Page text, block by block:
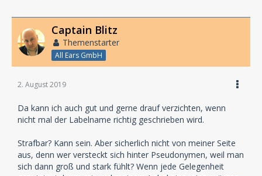
Captain Blitz
Themenstarter
All Ears GmbH
2. August 2019
Da kann ich auch gut und gerne drauf verzichten, wenn
nicht mal der Labelname richtig geschrieben wird.
Strafbar? Kann sein. Aber sicherlich nicht von meiner Seite
aus, denn wer versteckt sich hinter Pseudonymen, weil man
sich dann groß und stark fühlt? Wenn jede Gelegenheit